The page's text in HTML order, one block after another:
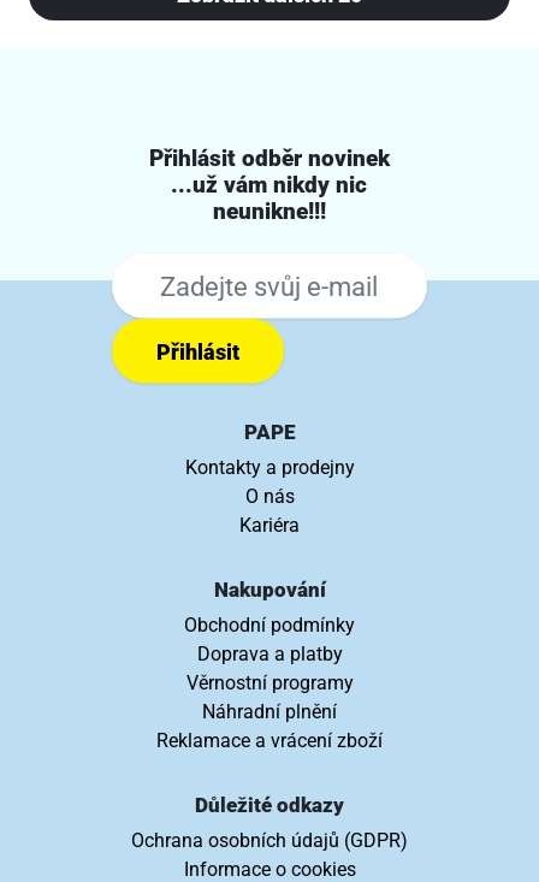
Přihlásit odběr novinek
...už vám nikdy nic
neunikne!!!
Přihlásit
PAPE
Kontakty a prodejny
O nás
Kariéra
Nakupování
Obchodní podmínky
Doprava a platby
Věrnostní programy
Náhradní plnění
Reklamace a vrácení zboží
Důležité odkazy
Ochrana osobních údajů (GDPR)
Informace o cookies